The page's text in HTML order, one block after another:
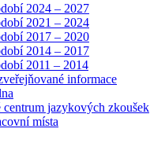
2024 – 2027
2021 – 2024
2017 – 2020
2014 – 2017
2011 – 2014
informace
centrum jazykových zkoušek
místa